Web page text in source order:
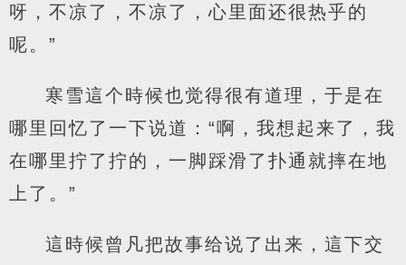
呀，不凉了，不凉了，心里面还很热乎的
呢。”
寒雪這个時候也觉得很有道理，于是在
哪里回忆了一下说道：“啊，我想起来了，我
在哪里拧了拧的，一脚踩滑了扑通就摔在地
上了。”
這時候曾凡把故事给说了出来，這下交